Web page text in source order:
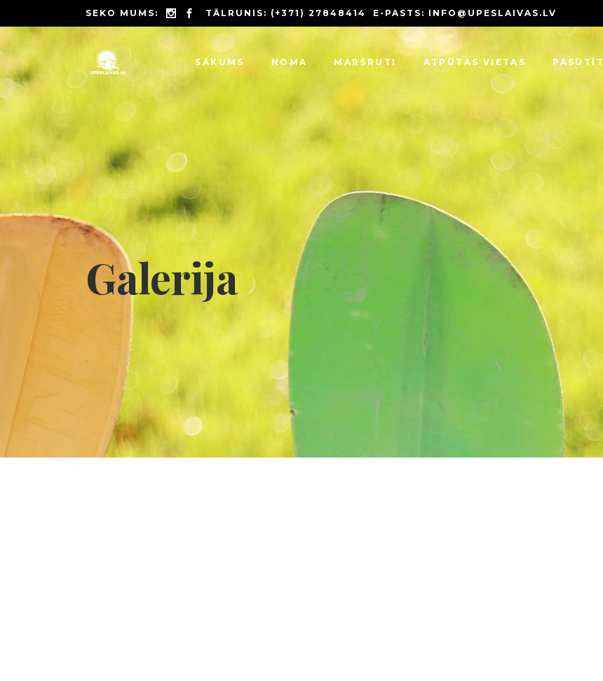
SEKO MUMS: TĀLRUNIS: (+371) 27848414 E-PASTS: INFO@UPESLAIVAS.LV
SĀKUMS NOMA MARŠRUTI ATPŪTAS VIETAS PASŪTĪT
Galerija